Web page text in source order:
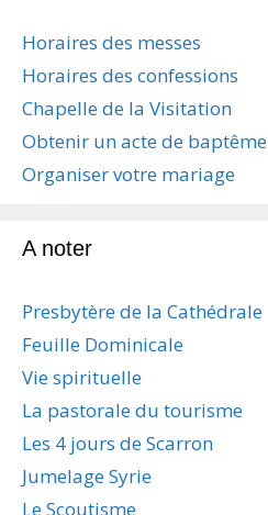
i
o
n
e
s
t
l
e
s
Horaires des messes
Horaires des confessions
Chapelle de la Visitation
Obtenir un acte de baptême
Organiser votre mariage
A noter
Presbytère de la Cathédrale
Feuille Dominicale
Vie spirituelle
La pastorale du tourisme
Les 4 jours de Scarron
Jumelage Syrie
Le Scoutisme